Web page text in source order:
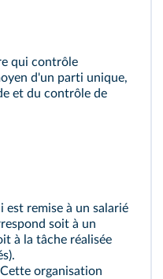
qui contrôle
d'un parti unique,
et du contrôle de
est remise à un salarié
soit à un
à la tâche réalisée
organisation